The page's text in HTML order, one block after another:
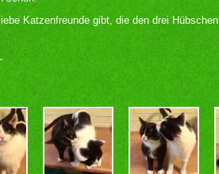
Katzenfreunde gibt, die den drei